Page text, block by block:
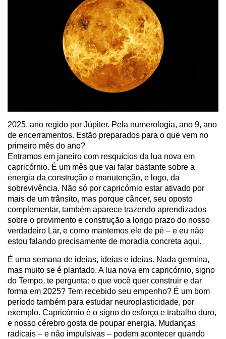
2025, ano regido por Júpiter. Pela numerologia, ano 9, ano
de encerramentos. Estão preparados para o que vem no
primeiro mês do ano?
Entramos em janeiro com resquícios da lua nova em
capricórnio. É um mês que vai falar bastante sobre a
energia da construção e manutenção, e logo, da
sobrevivência. Não só por capricórnio estar ativado por
mais de um trânsito, mas porque câncer, seu oposto
complementar, também aparece trazendo aprendizados
sobre o provimento e construção a longo prazo do nosso
verdadeiro Lar, e como mantemos ele de pé – e eu não
estou falando precisamente de moradia concreta aqui.
É uma semana de ideias, ideias e ideias. Nada germina,
mas muito se é plantado. A lua nova em capricórnio, signo
do Tempo, te pergunta: o que você quer construir e dar
forma em 2025? Tem recebido seu empenho? É um bom
período também para estudar neuroplasticidade, por
exemplo. Capricórnio é o signo do esforço e trabalho duro,
e nosso cérebro gosta de poupar energia. Mudanças
radicais – e não impulsivas – podem acontecer quando